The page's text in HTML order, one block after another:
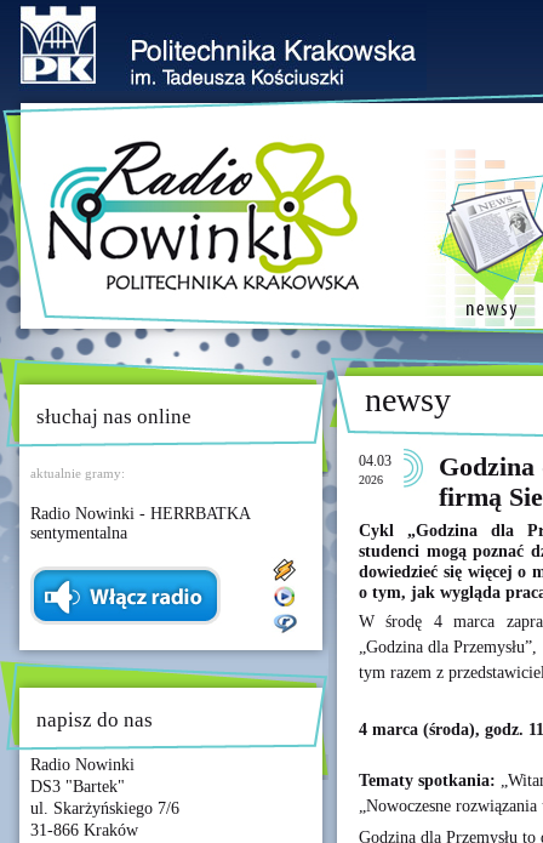
słuchaj nas online
aktualnie gramy:
Radio Nowinki - HERRBATKA
sentymentalna
napisz do nas
Radio Nowinki
DS3 "Bartek"
ul. Skarżyńskiego 7/6
31-866 Kraków
newsy
04.03
2026
Godzina
firmą
Cykl „Godzina dla
studenci mogą poznać
dowiedzieć się więcej o
o tym, jak wygląda
W środę 4 marca
„Godzina dla Przemysłu”,
tym razem z
4 marca (środa), godz.
Tematy spotkania:
„Nowoczesne
Godzina dla Przemysłu to